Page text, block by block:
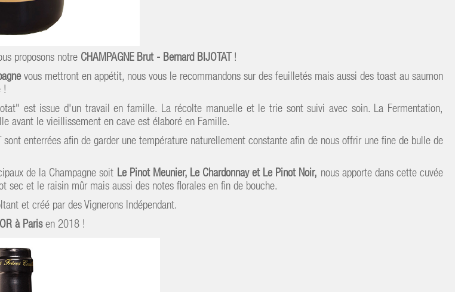
proposons notre CHAMPAGNE Brut - Bernard BIJOTAT
!
vous mettront en appétit, nous vous le recommandons sur des feuilletés mais aussi des toast au saumon
!
est issue d'un travail en famille. La récolte manuelle et le trie sont suivi avec soin. La Fermentation,
avant le vieillissement en cave est élaboré en Famille.
sont enterrées afin de garder une température naturellement constante afin de nous offrir une fine de bulle de
de la Champagne soit Le Pinot Meunier, Le Chardonnay et Le Pinot Noir, nous apporte dans cette cuvée
sec et le raisin mûr mais aussi des notes florales en fin de bouche.
et créé par des Vignerons Indépendant.
à Parisen 2018 !